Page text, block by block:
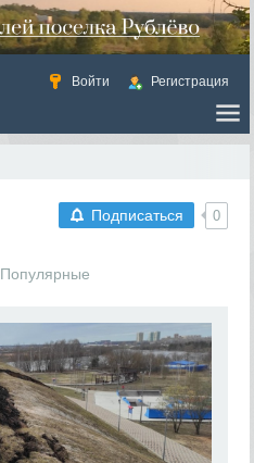
Войти Регистрация
Подписаться 0
Популярные